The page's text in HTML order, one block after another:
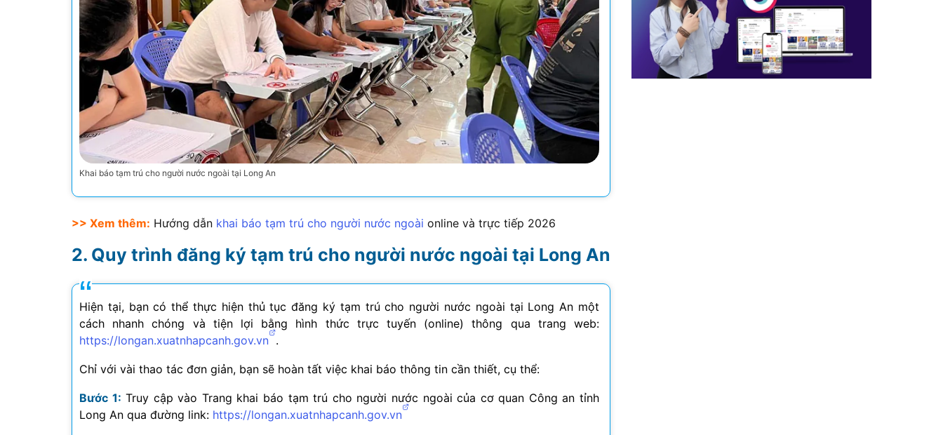
Khai báo tạm trú cho người nước ngoài tại Long An
>> Xem thêm: Hướng dẫn khai báo tạm trú cho người nước ngoài online và trực tiếp 2026
Quy trình đăng ký tạm trú cho người nước ngoài tại Long An
Hiện tại, bạn có thể thực hiện thủ tục đăng ký tạm trú cho người nước ngoài tại Long An một
cách nhanh chóng và tiện lợi bằng hình thức trực tuyến (online) thông qua trang web:
https://longan.xuatnhapcanh.gov.vn .
Chỉ với vài thao tác đơn giản, bạn sẽ hoàn tất việc khai báo thông tin cần thiết, cụ thể:
Bước 1: Truy cập vào Trang khai báo tạm trú cho người nước ngoài của cơ quan Công an tỉnh
Long An qua đường link: https://longan.xuatnhapcanh.gov.vn